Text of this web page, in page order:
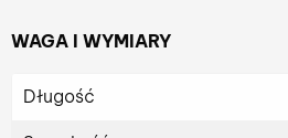
WAGA I WYMIARY
Długość